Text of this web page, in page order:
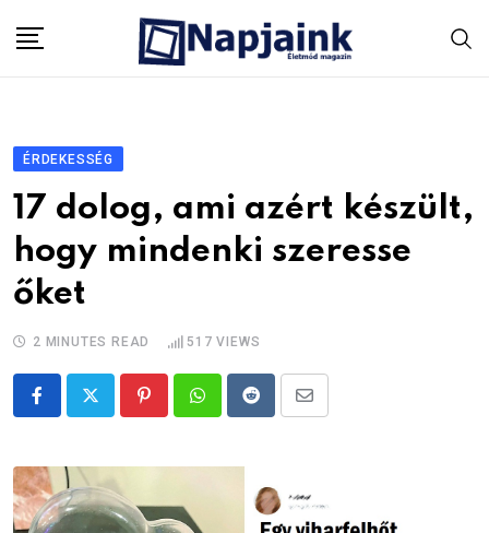
ÉRDEKESSÉG
17 dolog, ami azért készült,
hogy mindenki szeresse
őket
2 MINUTES READ 517 VIEWS
PinterestWhatsappRedditShare